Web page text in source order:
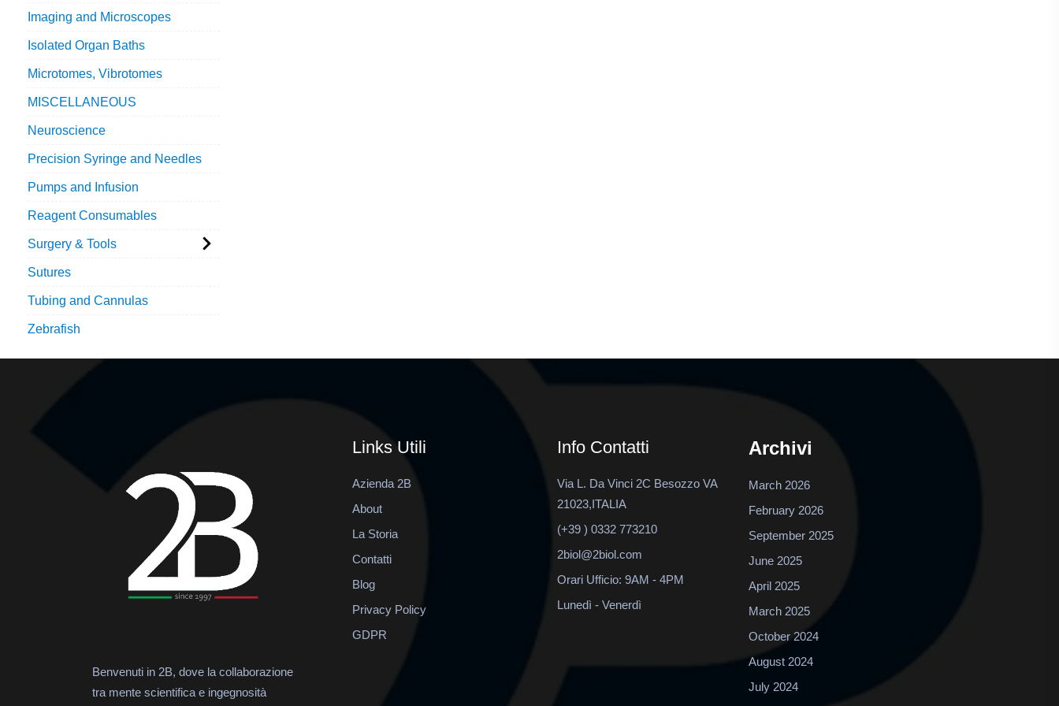
Imaging and Microscopes
Isolated Organ Baths
Microtomes, Vibrotomes
MISCELLANEOUS
Neuroscience
Precision Syringe and Needles
Pumps and Infusion
Reagent Consumables
Surgery & Tools
Sutures
Tubing and Cannulas
Zebrafish
Benvenuti in 2B, dove la collaborazione
tra mente scientifica e ingegnosità
Links Utili
Azienda 2B
About
La Storia
Contatti
Blog
Privacy Policy
GDPR
Info Contatti
Via L. Da Vinci 2C Besozzo VA
21023,ITALIA
(+39 ) 0332 773210
2biol@2biol.com
Orari Ufficio: 9AM - 4PM
Lunedì - Venerdì
Archivi
March 2026
February 2026
September 2025
June 2025
April 2025
March 2025
October 2024
August 2024
July 2024